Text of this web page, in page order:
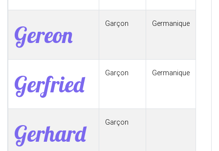
Gereon Garçon Germanique
Gerfried Garçon Germanique
Gerhard Garçon